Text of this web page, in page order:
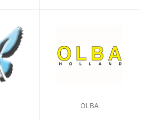
OLBA